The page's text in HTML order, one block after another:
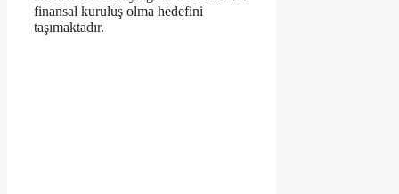
finansal kuruluş olma hedefini
taşımaktadır.